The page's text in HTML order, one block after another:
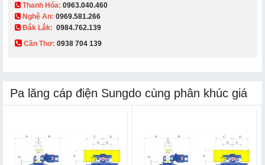
Thanh Hóa: 0963.040.460
Nghệ An: 0969.581.266
Đắk Lắk: 0984.762.139
Cần Thơ: 0938 704 139​
Pa lăng cáp điện Sungdo cùng phân khúc giá